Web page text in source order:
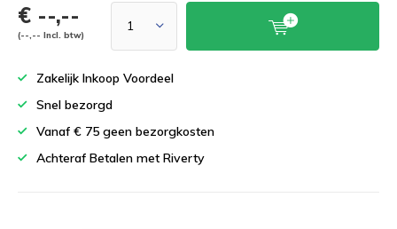
€ --,--
(--,-- Incl. btw)
Zakelijk Inkoop Voordeel
Snel bezorgd
Vanaf € 75 geen bezorgkosten
Achteraf Betalen met Riverty